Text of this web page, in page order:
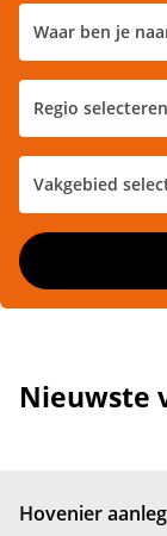
Nieuwste
Hovenier aanleg